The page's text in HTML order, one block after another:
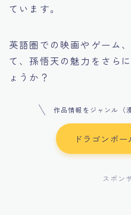
ています。
英語圏での映画やゲーム
て、孫悟天の魅力をさら
ょうか？
作品情報をジャンル（
ドラゴンボ
スポン